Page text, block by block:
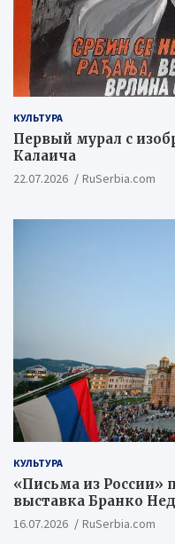
КУЛЬТУРА
Первый мурал с
Калаича
22.07.2026 RuSerbia.com
КУЛЬТУРА
«Письма из России»
выставка Бранко
шестерых
Федерации
16.07.2026 RuSerbia.com